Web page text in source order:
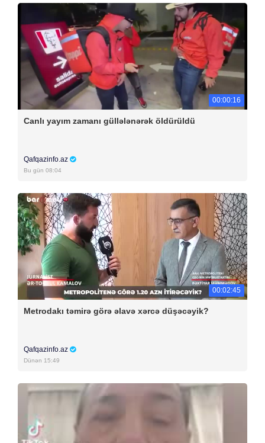
00:00:16
Canlı yayım zamanı güllələnərək öldürüldü
Qafqazinfo.az
Bu gün 08:04
00:02:45
Metrodakı təmirə görə əlavə xərcə düşəcəyik?
Qafqazinfo.az
Dünən 15:49